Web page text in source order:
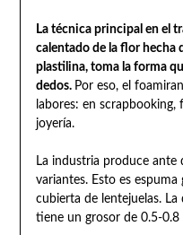
La técnica principal en el
calentado de la flor hecha
plastilina, toma la forma
dedos. Por eso, el
labores: en
joyería.
La industria produce ante
variantes. Esto es
cubierta de lentejuelas. La
tiene un grosor de 0.5-0.8